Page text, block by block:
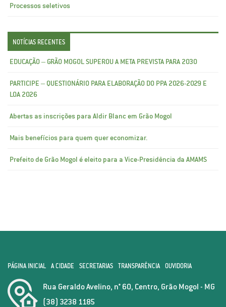
Processos seletivos
NOTÍCIAS RECENTES
EDUCAÇÃO – GRÃO MOGOL SUPEROU A META PREVISTA PARA 2030
PARTICIPE – QUESTIONÁRIO PARA ELABORAÇÃO DO PPA 2026-2029 E
LOA 2026
Abertas as inscrições para Aldir Blanc em Grão Mogol
Mais benefícios para quem quer economizar.
Prefeito de Grão Mogol é eleito para a Vice-Presidência da AMAMS
PÁGINA INICIAL A CIDADE SECRETARIAS TRANSPARÊNCIA OUVIDORIA
Rua Geraldo Avelino, n° 60, Centro, Grão Mogol - MG
(38) 3238 1185